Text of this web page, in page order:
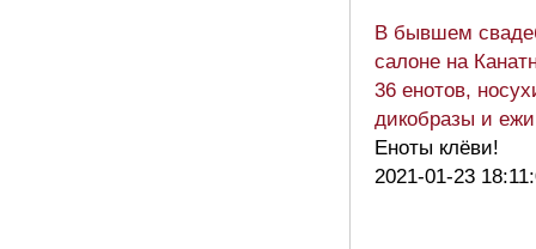
В бывшем
салоне на
36 енотов,
дикобразы и
Еноты клёви!
2021-01-23